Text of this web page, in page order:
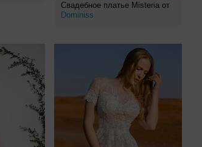
Свадебное платье Misteria от
Dominiss